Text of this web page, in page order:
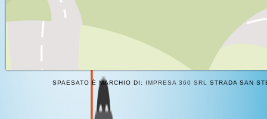
SPAESATO È MARCHIO DI: IMPRESA 360 SRL STRADA SAN